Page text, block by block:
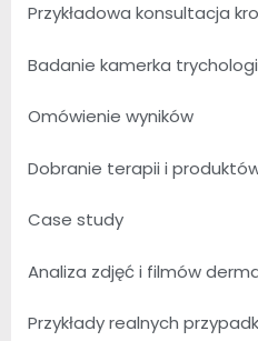
Przykładowa konsultacja
Badanie kamerka
Omówienie wyników
Dobranie terapii i
Case study
Analiza zdjęć i filmów
Przykłady realnych